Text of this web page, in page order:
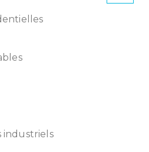
industriels